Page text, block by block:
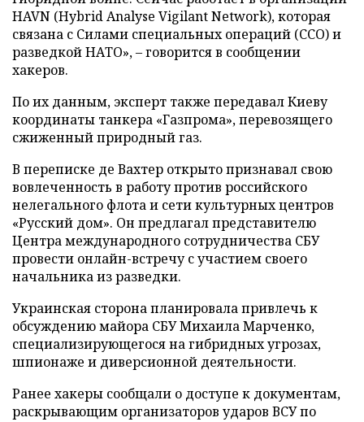
HAVN (Hybrid Analyse Vigilant Network), которая
связана с Силами специальных операций (ССО) и
разведкой НАТО», – говорится в сообщении
хакеров.
По их данным, эксперт также передавал Киеву
координаты танкера «Газпрома», перевозящего
сжиженный природный газ.
В переписке де Вахтер открыто признавал свою
вовлеченность в работу против российского
нелегального флота и сети культурных центров
«Русский дом». Он предлагал представителю
Центра международного сотрудничества СБУ
провести онлайн-встречу с участием своего
начальника из разведки.
Украинская сторона планировала привлечь к
обсуждению майора СБУ Михаила Марченко,
специализирующегося на гибридных угрозах,
шпионаже и диверсионной деятельности.
Ранее хакеры сообщали о доступе к документам,
раскрывающим организаторов ударов ВСУ по